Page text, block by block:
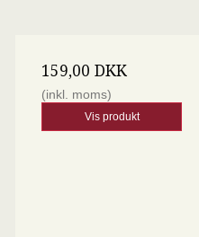
159,00 DKK
(inkl. moms)
Vis produkt